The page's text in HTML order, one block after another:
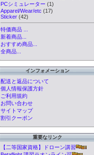
PCシミュレーター (1)
Apparel/Wear/etc (17)
Sticker(42)
特価商品 ...
新着商品...
おすすめ商品...
全商品...
インフォメーション
配送と返品について
個人情報保護方針
ご利用規約
お問い合わせ
サイトマップ
割引クーポン
重要なリンク
【二等国家資格】ドローン講習